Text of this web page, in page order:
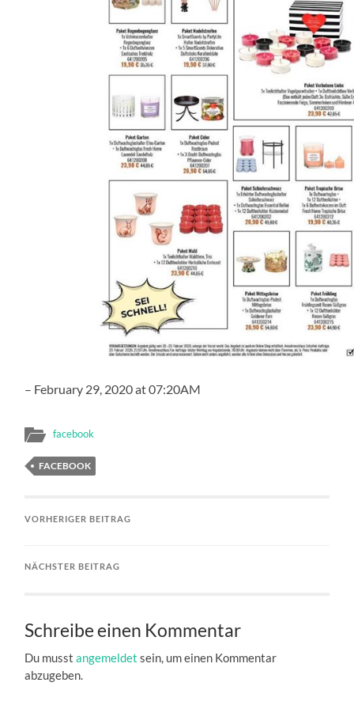
– February 29, 2020 at 07:20AM
facebook
FACEBOOK
VORHERIGER BEITRAG
NÄCHSTER BEITRAG
Schreibe einen Kommentar
Du musstangemeldet sein, um einen Kommentar
abzugeben.